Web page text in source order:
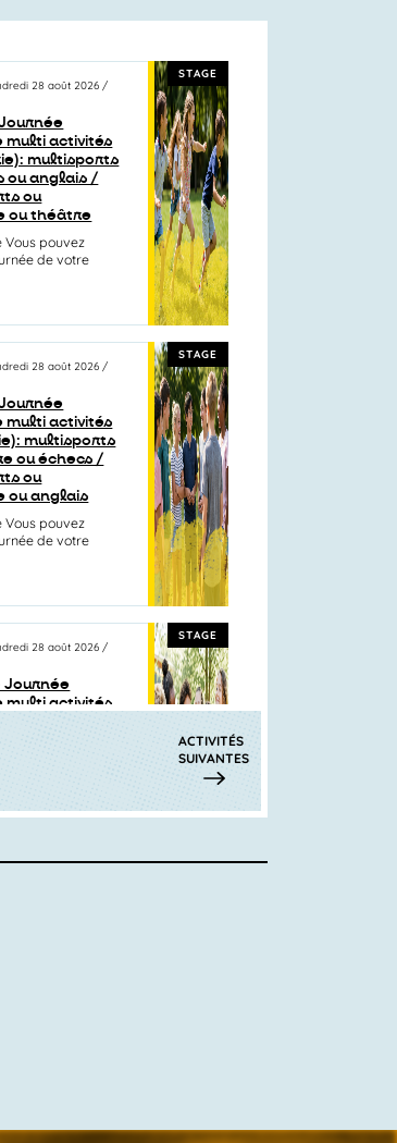
STAGE
28 août 2026 /
multi activités
multisports
ou anglais /
ou
ou théâtre
de votre
STAGE
28 août 2026 /
multi activités
multisports
ou échecs /
ou
ou anglais
de votre
STAGE
28 août 2026 /
Journée
multi activités
de votre
28 août 2026 /
ACTIVITÉS
SUIVANTES